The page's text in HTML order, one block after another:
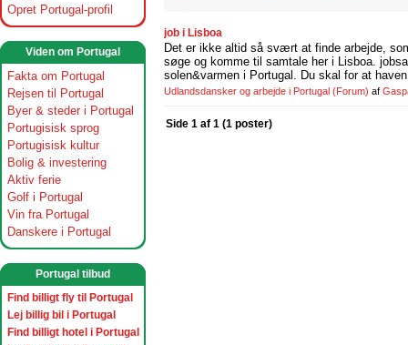
Opret Portugal-profil
Viden om Portugal
Fakta om Portugal
Rejsen til Portugal
Byer & steder i Portugal
Portugisisk sprog
Portugisisk kultur
Bolig & investering
Aktiv ferie
Golf i Portugal
Vin fra Portugal
Danskere i Portugal
Portugal tilbud
Find billigt fly til Portugal
Lej billig bil i Portugal
Find billigt hotel i Portugal
job i Lisboa
Det er ikke altid så svært at finde arbejde,
søge og komme til samtale her i Lisboa.
solen&varmen i Portugal. Du skal for at
Udlandsdansker og arbejde i Portugal (Forum) af
Side 1 af 1 (1 poster)